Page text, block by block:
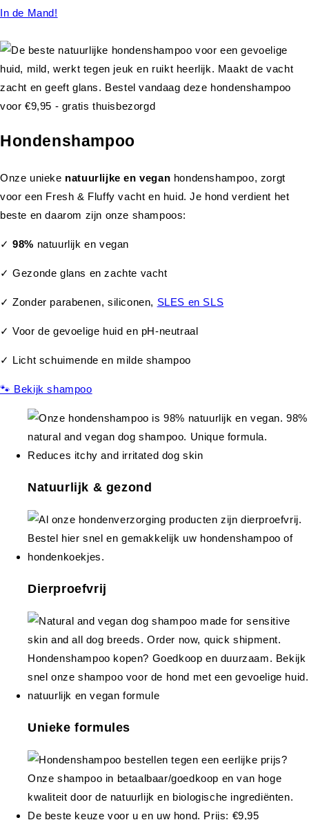
In de Mand!
Hondenshampoo
Onze unieke natuurlijke en vegan hondenshampoo, zorgt
voor een Fresh & Fluffy vacht en huid. Je hond verdient het
beste en daarom zijn onze shampoos:
✓98% natuurlijk en vegan
✓ Gezonde glans en zachte vacht
✓ Zonder parabenen, siliconen, SLES en SLS
✓ Voor de gevoelige huid en pH-neutraal
✓ Licht schuimende en milde shampoo
🐾 Bekijk shampoo
Natuurlijk & gezond
Dierproefvrij
Unieke formules